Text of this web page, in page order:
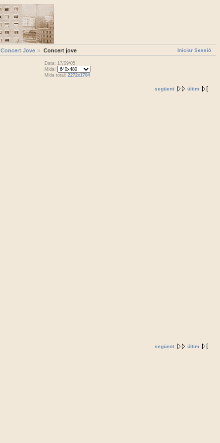
Iniciar Sessió
Concert Jove Concert jove
Data: 17/09/05
Mida:
Mida total: 2272x1704
següent últim
següent últim